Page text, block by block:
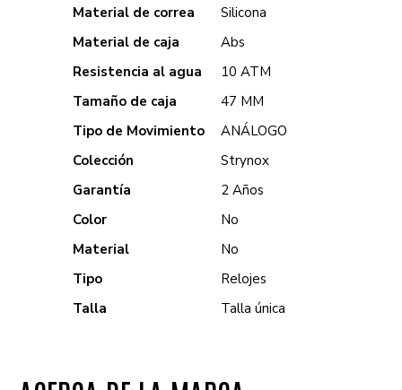
Material de correa
Silicona
Material de caja
Abs
Resistencia al agua
10 ATM
Tamaño de caja
47 MM
Tipo de Movimiento
ANÁLOGO
Colección
Strynox
Garantía
2 Años
Color
No
Material
No
Tipo
Relojes
Talla
Talla única